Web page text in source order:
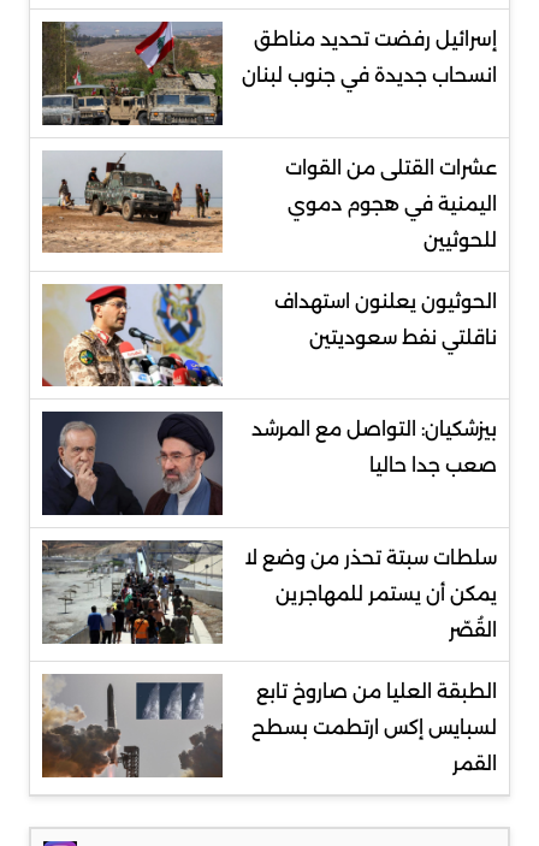
إسرائيل رفضت تحديد مناطق
انسحاب جديدة في جنوب لبنان
عشرات القتلى من القوات
اليمنية في هجوم دموي
للحوثيين
الحوثيون يعلنون استهداف
ناقلتي نفط سعوديتين
بيزشكيان: التواصل مع المرشد
صعب جدا حاليا
سلطات سبتة تحذر من وضع لا
يمكن أن يستمر للمهاجرين
القُصّر
الطبقة العليا من صاروخ تابع
لسبايس إكس ارتطمت بسطح
القمر